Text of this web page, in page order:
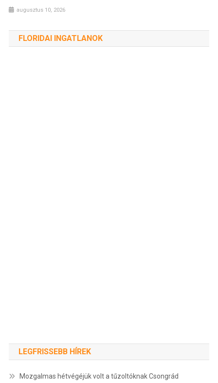
augusztus 10, 2026
FLORIDAI INGATLANOK
LEGFRISSEBB HÍREK
Mozgalmas hétvégéjük volt a tűzoltóknak Csongrád